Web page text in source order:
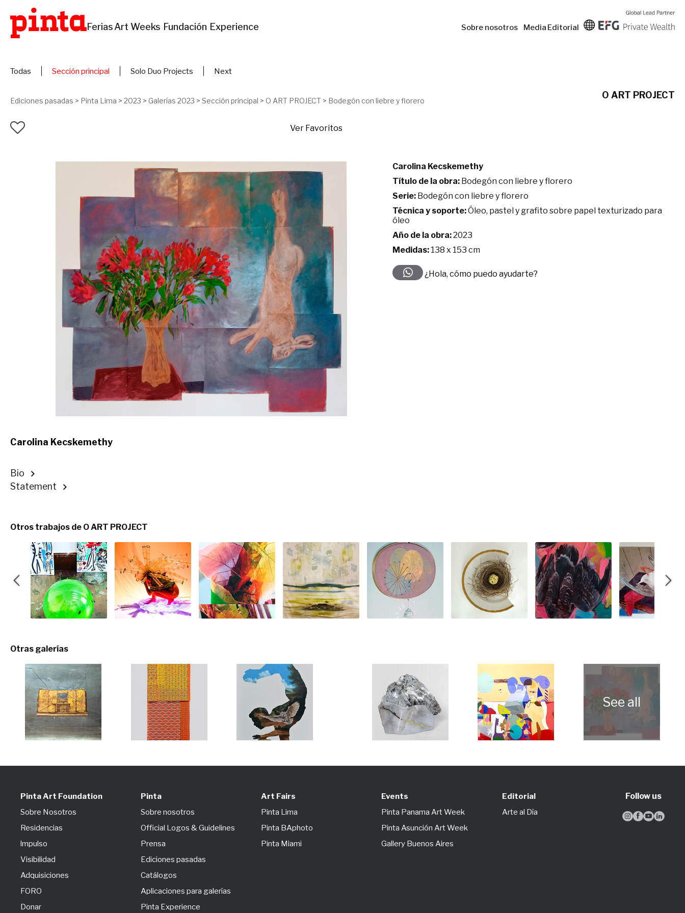
FeriasArt Weeks Fundación Experience Sobre nosotros Media Editorial
Todas Sección principal Solo Duo Projects Next
Ediciones pasadas > Pinta Lima > 2023 > Galerías 2023 > Sección principal > O ART PROJECT > Bodegón con liebre y florero
O ART PROJECT
Ver Favoritos
Carolina Kecskemethy
Bio
Statement
Carolina Kecskemethy
Título de la obra: Bodegón con liebre y florero
Serie: Bodegón con liebre y florero
Técnica y soporte:Óleo, pastel y grafito sobre papel texturizado para
óleo
Año de la obra:2023
Medidas: 138 x 153 cm
¿Hola, cómo puedo ayudarte?
Otros trabajos de O ART PROJECT
Otras galerías
Pinta Art Foundation
Sobre Nosotros
Residencias
lmpulso
Visibilidad
Adquisiciones
FORO
Donar
Pinta
Sobre nosotros
Official Logos & Guidelines
Prensa
Ediciones pasadas
Catálogos
Aplicaciones para galerías
Pinta Experience
Art Fairs
Pinta Lima
Pinta BAphoto
Pinta Miami
Events
Pinta Panama Art Week
Pinta Asunción Art Week
Gallery Buenos Aires
Editorial
Arte al Día
Follow us
   